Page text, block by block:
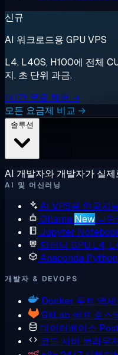
신규
AI 워크로드용 GPU VPS
L4, L40S, H100에 전체
지. 초 단위 과금.
1시간 무료 체험 →
모든 요금제 비교 →
AI 개발자와 개발자가 실
AI 및 머신러닝
AI VPS용 인공지
Ollama New 나
Jupyter
딥러닝 GPU L4,
Anaconda
개발자 & DEVOPS
Docker 루트 액
GitLab 셀프 호스
데이터베이스
코드 서버 브라우